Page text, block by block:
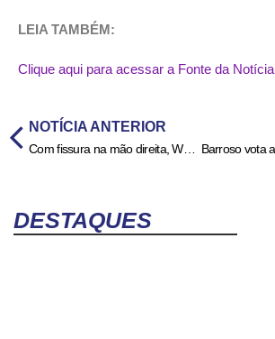
LEIA TAMBÉM:
Clique aqui para acessar a Fonte da Notícia
NOTÍCIA ANTERIOR
Com fissura na mão direita, Weverton desfalca Palmeiras contra o Flamengo
DESTAQUES